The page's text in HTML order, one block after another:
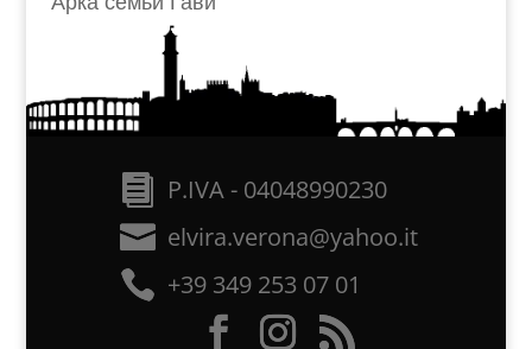
P.IVA - 04048990230
elvira.verona@yahoo.it
+39 349 253 07 01